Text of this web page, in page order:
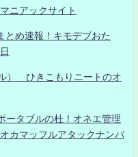
ニアックサイト
とめ速報！キモデブおた
） ひきこもりニートのオ
ータブルの杜！オネエ管理
カマッフルアタックナンバ